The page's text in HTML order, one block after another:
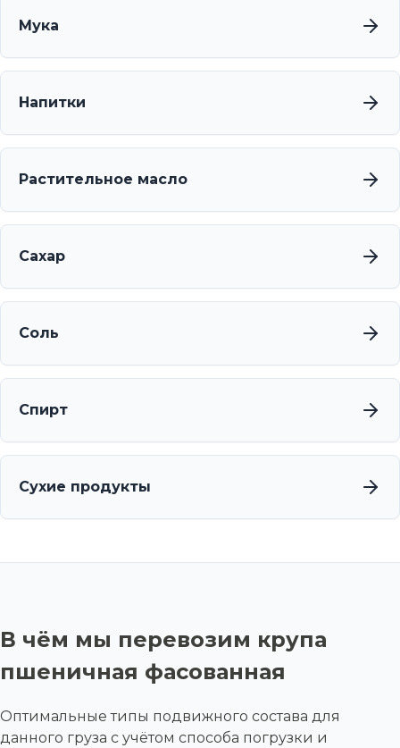
Мука
Напитки
Растительное масло
Сахар
Соль
Спирт
Сухие продукты
В чём мы перевозим крупа
пшеничная фасованная
Оптимальные типы подвижного состава для
данного груза с учётом способа погрузки и